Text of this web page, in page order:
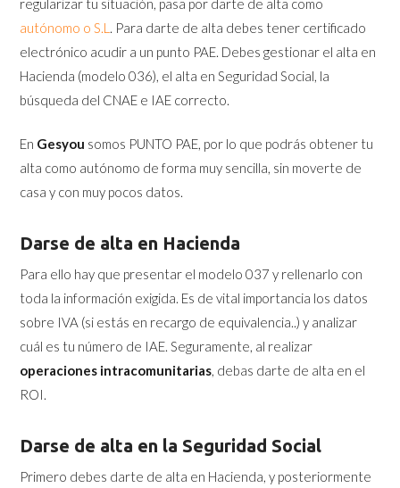
regularizar tu situación, pasa por darte de alta como
autónomo o S.L . Para darte de alta debes tener certificado
electrónico acudir a un punto PAE. Debes gestionar el alta en
Hacienda (modelo 036), el alta en Seguridad Social, la
búsqueda del CNAE e IAE correcto.
En Gesyou somos PUNTO PAE, por lo que podrás obtener tu
alta como autónomo de forma muy sencilla, sin moverte de
casa y con muy pocos datos.
Darse de alta en Hacienda
Para ello hay que presentar el modelo 037 y rellenarlo con
toda la información exigida. Es de vital importancia los datos
sobre IVA (si estás en recargo de equivalencia..) y analizar
cuál es tu número de IAE. Seguramente, al realizar
operaciones intracomunitarias, debas darte de alta en el
ROI.
Darse de alta en la Seguridad Social
Primero debes darte de alta en Hacienda, y posteriormente